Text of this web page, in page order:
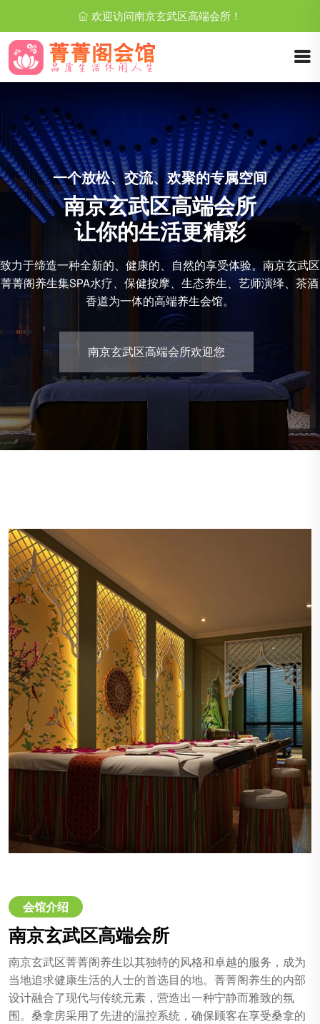
欢迎访问南京玄武区高端会所！
使您在都市SPA养生会所中享受到身心的愉悦
放松养生
都市休闲生活新时尚
致力于现代高端休闲生活的多种需求，倾力打造个性特色空间，
其环境优雅，温馨舒适，为社会名流及精英减压舒压。会所独特
的日式文化艺术格调养生理念，针对不同需求的贵宾给予不同的
高端项目体验。
南京玄武区休闲养生会所欢迎您
会馆介绍
南京玄武区高端会所
南京玄武区菁菁阁养生以其独特的风格和卓越的服务，成为
当地追求健康生活的人士的首选目的地。菁菁阁养生的内部
设计融合了现代与传统元素，营造出一种宁静而雅致的氛
围。桑拿房采用了先进的温控系统，确保顾客在享受桑拿的